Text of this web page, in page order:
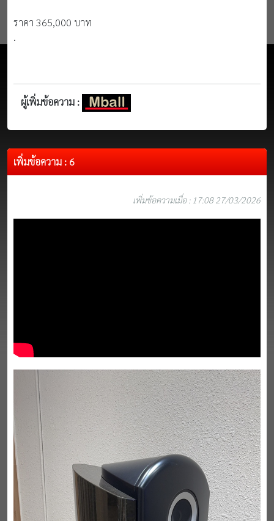
ราคา 365,000 บาท
.
ผู้เพิ่มข้อความ :
เพิ่มข้อความ : 6
เพิ่มข้อความเมื่อ : 17:08 27/03/2026